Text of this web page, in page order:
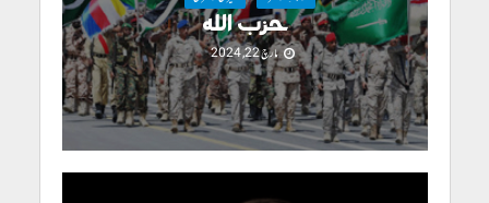
حزب اللہ
مارچ 22, 2024